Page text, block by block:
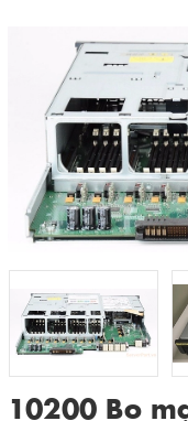
10200 Bo